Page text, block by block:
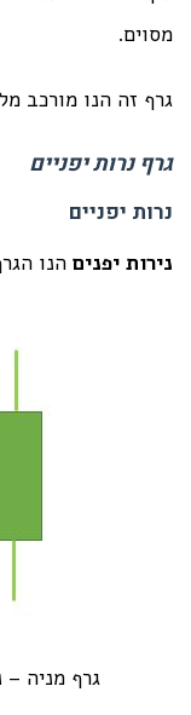
מסוים.
גרף זה הנו מורכב
גרף נרות יפניים
נרות יפניים
נירות יפנים הנו
גרף מניה –